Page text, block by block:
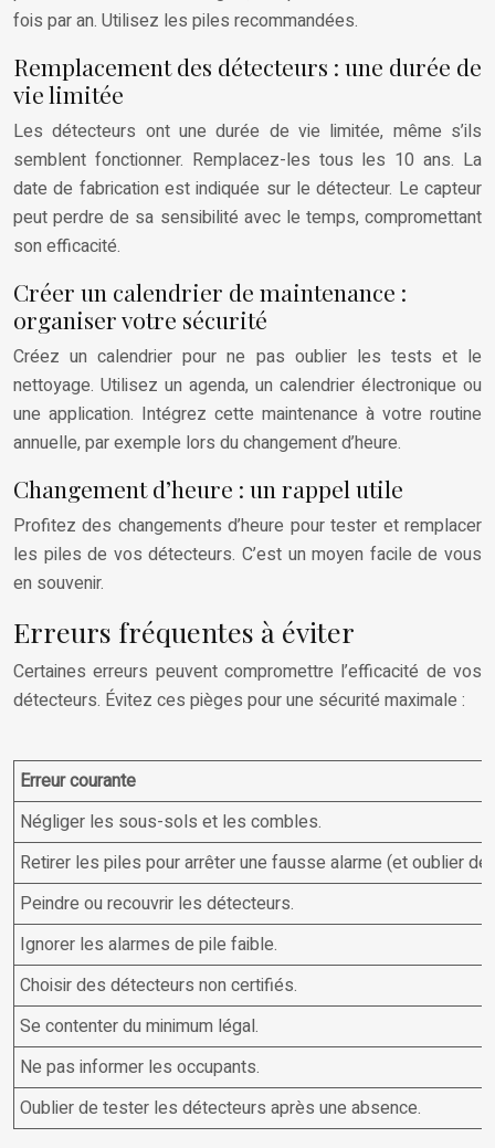
fois par an. Utilisez les piles recommandées.
Remplacement des détecteurs : une durée de
vie limitée
Les détecteurs ont une durée de vie limitée, même s’ils
semblent fonctionner. Remplacez-les tous les 10 ans. La
date de fabrication est indiquée sur le détecteur. Le capteur
peut perdre de sa sensibilité avec le temps, compromettant
son efficacité.
Créer un calendrier de maintenance :
organiser votre sécurité
Créez un calendrier pour ne pas oublier les tests et le
nettoyage. Utilisez un agenda, un calendrier électronique ou
une application. Intégrez cette maintenance à votre routine
annuelle, par exemple lors du changement d’heure.
Changement d’heure : un rappel utile
Profitez des changements d’heure pour tester et remplacer
les piles de vos détecteurs. C’est un moyen facile de vous
en souvenir.
Erreurs fréquentes à éviter
Certaines erreurs peuvent compromettre l’efficacité de vos
détecteurs. Évitez ces pièges pour une sécurité maximale :
Erreur courante
Négliger les sous-sols et les combles.
Retirer les piles pour arrêter une fausse alarme (et oublier
Peindre ou recouvrir les détecteurs.
Ignorer les alarmes de pile faible.
Choisir des détecteurs non certifiés.
Se contenter du minimum légal.
Ne pas informer les occupants.
Oublier de tester les détecteurs après une absence.